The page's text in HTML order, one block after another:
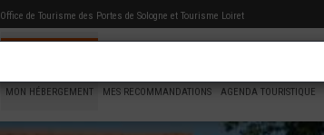
Office de Tourisme des Portes de Sologne et Tourisme Loiret
MON HÉBERGEMENT MES RECOMMANDATIONS AGENDA TOURISTIQUE